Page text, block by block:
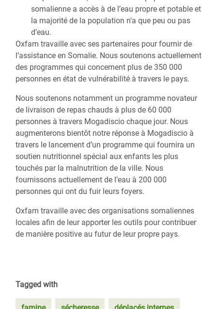
somalienne a accès à de l’eau propre et potable et
la majorité de la population n’a que peu ou pas
d’eau.
Oxfam travaille avec ses partenaires pour fournir de
l’assistance en Somalie. Nous soutenons actuellement
des programmes qui concernent plus de 350 000
personnes en état de vulnérabilité à travers le pays.
Nous soutenons notamment un programme novateur
de livraison de repas chauds à plus de 60 000
personnes à travers Mogadiscio chaque jour. Nous
augmenterons bientôt notre réponse à Mogadiscio à
travers le lancement d’un programme qui fournira un
soutien nutritionnel spécial aux enfants les plus
touchés par la malnutrition de la ville. Nous
fournissons actuellement de l’eau à 200 000
personnes qui ont du fuir leurs foyers.
Oxfam travaille avec des organisations somaliennes
locales afin de leur apporter les outils pour contribuer
de manière positive au futur de leur propre pays.
Tagged with